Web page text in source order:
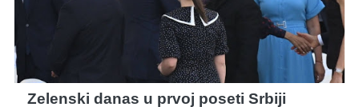
Zelenski danas u prvoj poseti Srbiji